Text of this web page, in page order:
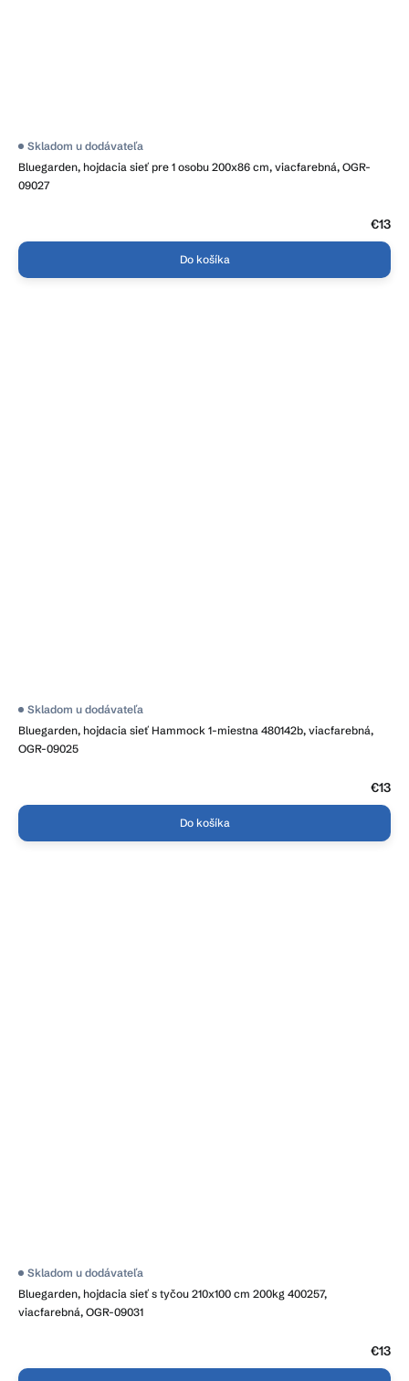
Bluegarden, hojdacia sieť pre 1 osobu 200x86 cm, viacfarebná, OGR-
09027
Skladom u dodávateľa
€13
Do košíka
Bluegarden, hojdacia sieť Hammock 1-miestna 480142b, viacfarebná,
OGR-09025
Skladom u dodávateľa
€13
Do košíka
Bluegarden, hojdacia sieť s tyčou 210x100 cm 200kg 400257,
viacfarebná, OGR-09031
Skladom u dodávateľa
€13